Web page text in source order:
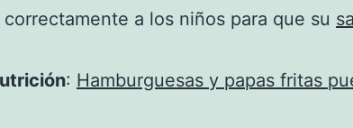
a los niños para que su
: Hamburguesas y papas fritas